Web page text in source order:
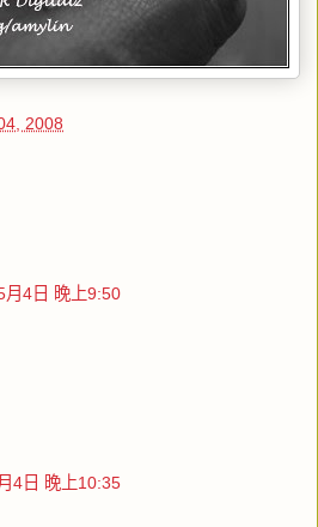
2008
月4日 晚上9:50
4日 晚上10:35